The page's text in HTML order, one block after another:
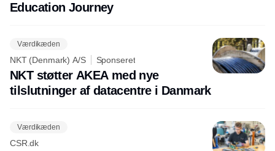
Education Journey
Værdikæden
NKT (Denmark) A/S Sponseret
NKT støtter AKEA med nye
tilslutninger af datacentre i Danmark
Værdikæden
CSR.dk